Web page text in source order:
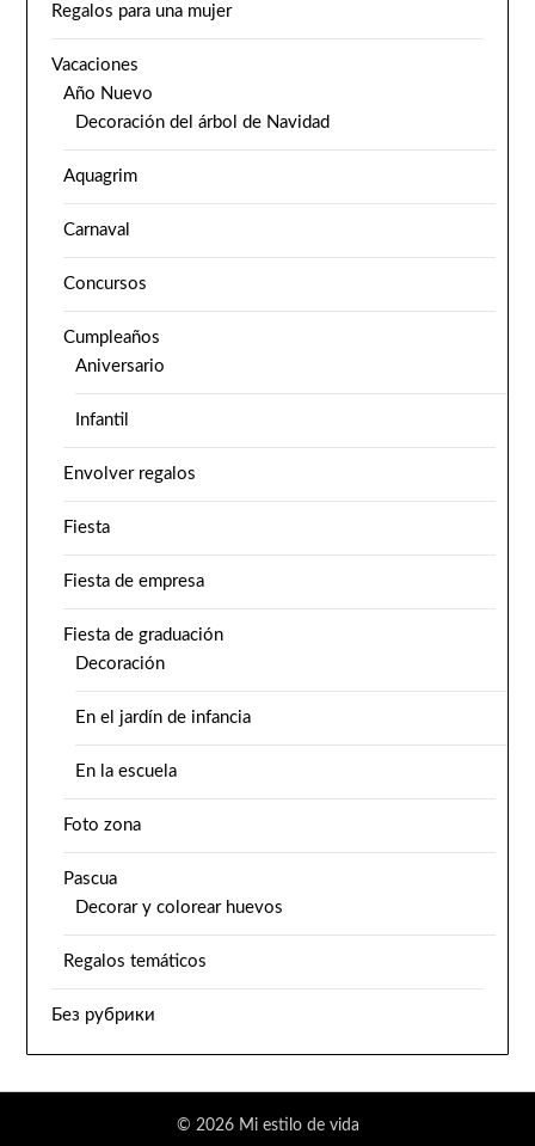
Regalos para una mujer
Vacaciones
Año Nuevo
Decoración del árbol de Navidad
Aquagrim
Carnaval
Concursos
Cumpleaños
Aniversario
Infantil
Envolver regalos
Fiesta
Fiesta de empresa
Fiesta de graduación
Decoración
En el jardín de infancia
En la escuela
Foto zona
Pascua
Decorar y colorear huevos
Regalos temáticos
Без рубрики
© 2026 Mi estilo de vida